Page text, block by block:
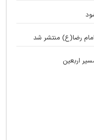
امام رضا(ع) منتشر شد
اربعین